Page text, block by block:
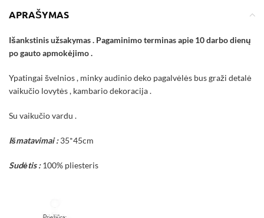
APRAŠYMAS
Išankstinis užsakymas . Pagaminimo terminas apie 10 darbo dienų
po gauto apmokėjimo .
Ypatingai švelnios , minky audinio deko pagalvėlės bus graži detalė
vaikučio lovytės , kambario dekoracija .
Su vaikučio vardu .
Išmatavimai :35*45cm
Sudėtis :100% pliesteris